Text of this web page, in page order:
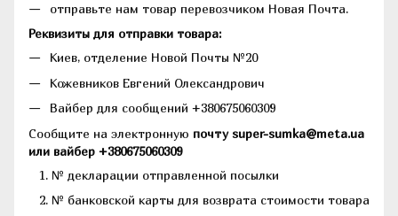
отправьте нам товар перевозчиком Новая Почта.
Реквизиты для отправки товара:
Киев, отделение Новой Почты №20
Кожевников Евгений Олександрович
Вайбер для сообщений +380675060309
Сообщите на электронную почту super-sumka@meta.ua
или вайбер +380675060309
№ декларации отправленной посылки
№ банковской карты для возврата стоимости товара